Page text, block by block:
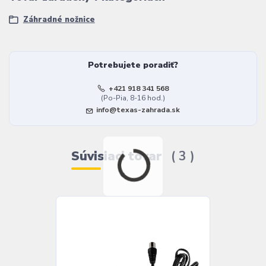
Záhradné nožnice
Potrebujete poradiť?
+421 918 341 568
(Po-Pia, 8-16 hod.)
info@texas-zahrada.sk
Súvisiaci tovar 3